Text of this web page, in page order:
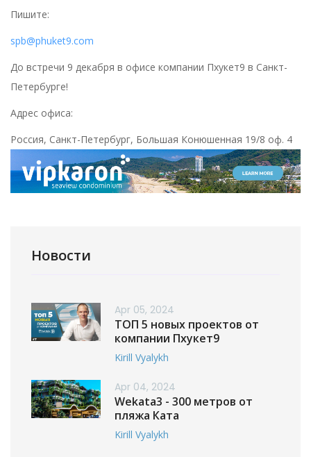
Пишите:
spb@phuket9.com
До встречи 9 декабря в офисе компании Пхукет9 в Санкт-
Петербурге!
Адрес офиса:
Россия, Санкт-Петербург, Большая Конюшенная 19/8 оф. 4
Новости
Apr 05, 2024
ТОП 5 новых проектов от
компании Пхукет9
Kirill Vyalykh
Apr 04, 2024
Wekata3 - 300 метров от
пляжа Ката
Kirill Vyalykh